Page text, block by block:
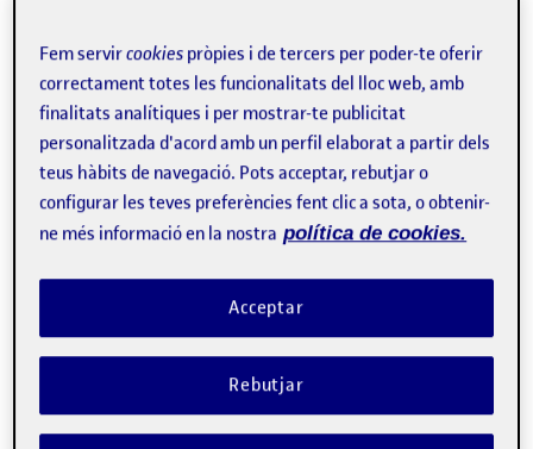
A continuació us deixa el pdf amb tota la pràctica, m’ha costat
suor i llàgrimes, però m’enduc un bon record. L'antropologia en
el disseny…
Publicat perPAC3 Etnografia pel disseny
Visibilitat:
Públic-Data de publicació
8 Maig 20228 maig, 2022 11:28 am
-comentariel PAC3 Etnografia pel disseny
Fem servircookies pròpies i de tercers per poder-te oferir
correctament totes les funcionalitats del lloc web, amb
finalitats analítiques i per mostrar-te publicitat
personalitzada d'acord amb un perfil elaborat a partir dels
teus hàbits de navegació. Pots acceptar, rebutjar o
configurar les teves preferències fent clic a sota, o obtenir-
ne més informació en la nostra política de cookies.
Rebutjar
Acceptar